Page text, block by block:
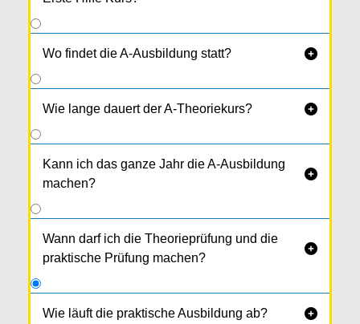
Wo findet die A-Ausbildung statt? 
Wie lange dauert der A-Theoriekurs? 
Kann ich das ganze Jahr die A-Ausbildung
machen?

Wann darf ich die Theorieprüfung und die
praktische Prüfung machen?

Wie läuft die praktische Ausbildung ab? 